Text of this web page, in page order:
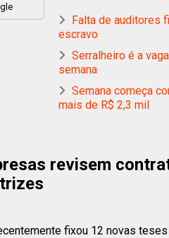
Falta de auditores
escravo
Serralheiro é a
semana
Semana começa
mais de R$ 2,3 mil
revisem
fixou 12 novas